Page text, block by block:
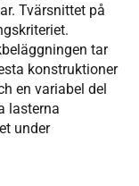
Tvärsnittet på
tar
konstruktioner
en variabel del
lasterna
under